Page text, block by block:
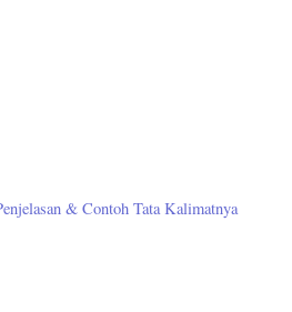
& Contoh Tata Kalimatnya